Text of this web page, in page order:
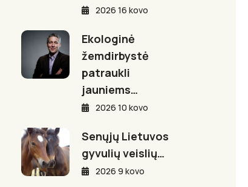
2026 16 kovo
Ekologinė
žemdirbystė
patraukli
jauniems…
2026 10 kovo
Senųjų Lietuvos
gyvulių veislių…
2026 9 kovo